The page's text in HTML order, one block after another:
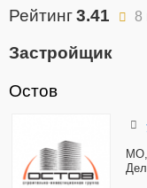
Рейтинг3.41 8
Застройщик
Остов
МО,